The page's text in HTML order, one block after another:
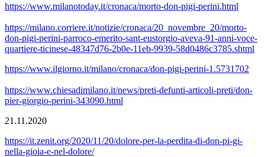
https://www.milanotoday.it/cronaca/morto-don-pigi-perini.html
https://milano.corriere.it/notizie/cronaca/20_novembre_20/morto-
don-pigi-perini-parroco-emerito-sant-eustorgio-aveva-91-anni-voce-
quartiere-ticinese-48347d76-2b0e-11eb-9939-58d0486c3785.shtml
https://www.ilgiorno.it/milano/cronaca/don-pigi-perini-1.5731702
https://www.chiesadimilano.it/news/preti-defunti-articoli-preti/don-
pier-giorgio-perini-343090.html
21.11.2020
https://it.zenit.org/2020/11/20/dolore-per-la-perdita-di-don-pi-gi-
nella-gioia-e-nel-dolore/